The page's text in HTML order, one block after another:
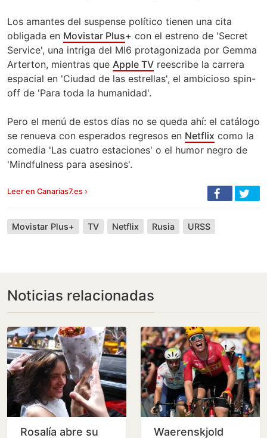
Los amantes del suspense político tienen una cita
obligada en Movistar Plus+ con el estreno de 'Secret
Service', una intriga del MI6 protagonizada por Gemma
Arterton, mientras que Apple TV reescribe la carrera
espacial en 'Ciudad de las estrellas', el ambicioso spin-
off de 'Para toda la humanidad'.
Pero el menú de estos días no se queda ahí: el catálogo
se renueva con esperados regresos en Netflix como la
comedia 'Las cuatro estaciones' o el humor negro de
'Mindfulness para asesinos'.
Leer en Canarias7.es ›
Movistar Plus+ TV Netflix Rusia URSS
Noticias relacionadas
Rosalía abre su
Waerenskjold